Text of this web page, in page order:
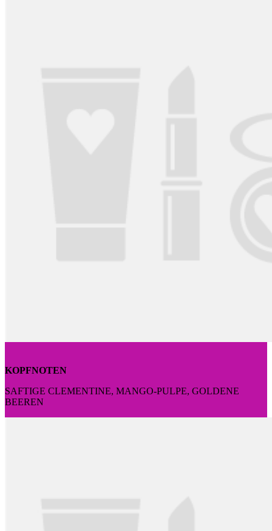
KOPFNOTEN
SAFTIGE CLEMENTINE, MANGO-PULPE, GOLDENE
BEEREN